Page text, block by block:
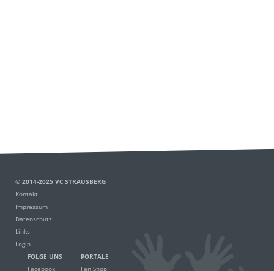
© 2014-2025 VC STRAUSBERG
Kontakt
Impressum
Datenschutz
Links
Login
FOLGE UNS
Facebook
PORTALE
Fan Shop